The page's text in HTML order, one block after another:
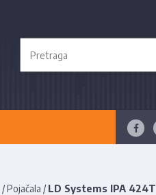
/Pojačala / LD Systems IPA 424T